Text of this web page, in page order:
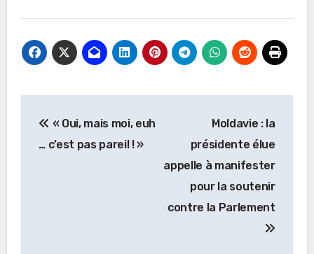
« Oui, mais moi, euh
… c’est pas pareil ! »
Moldavie : la
présidente élue
appelle à manifester
pour la soutenir
contre la Parlement